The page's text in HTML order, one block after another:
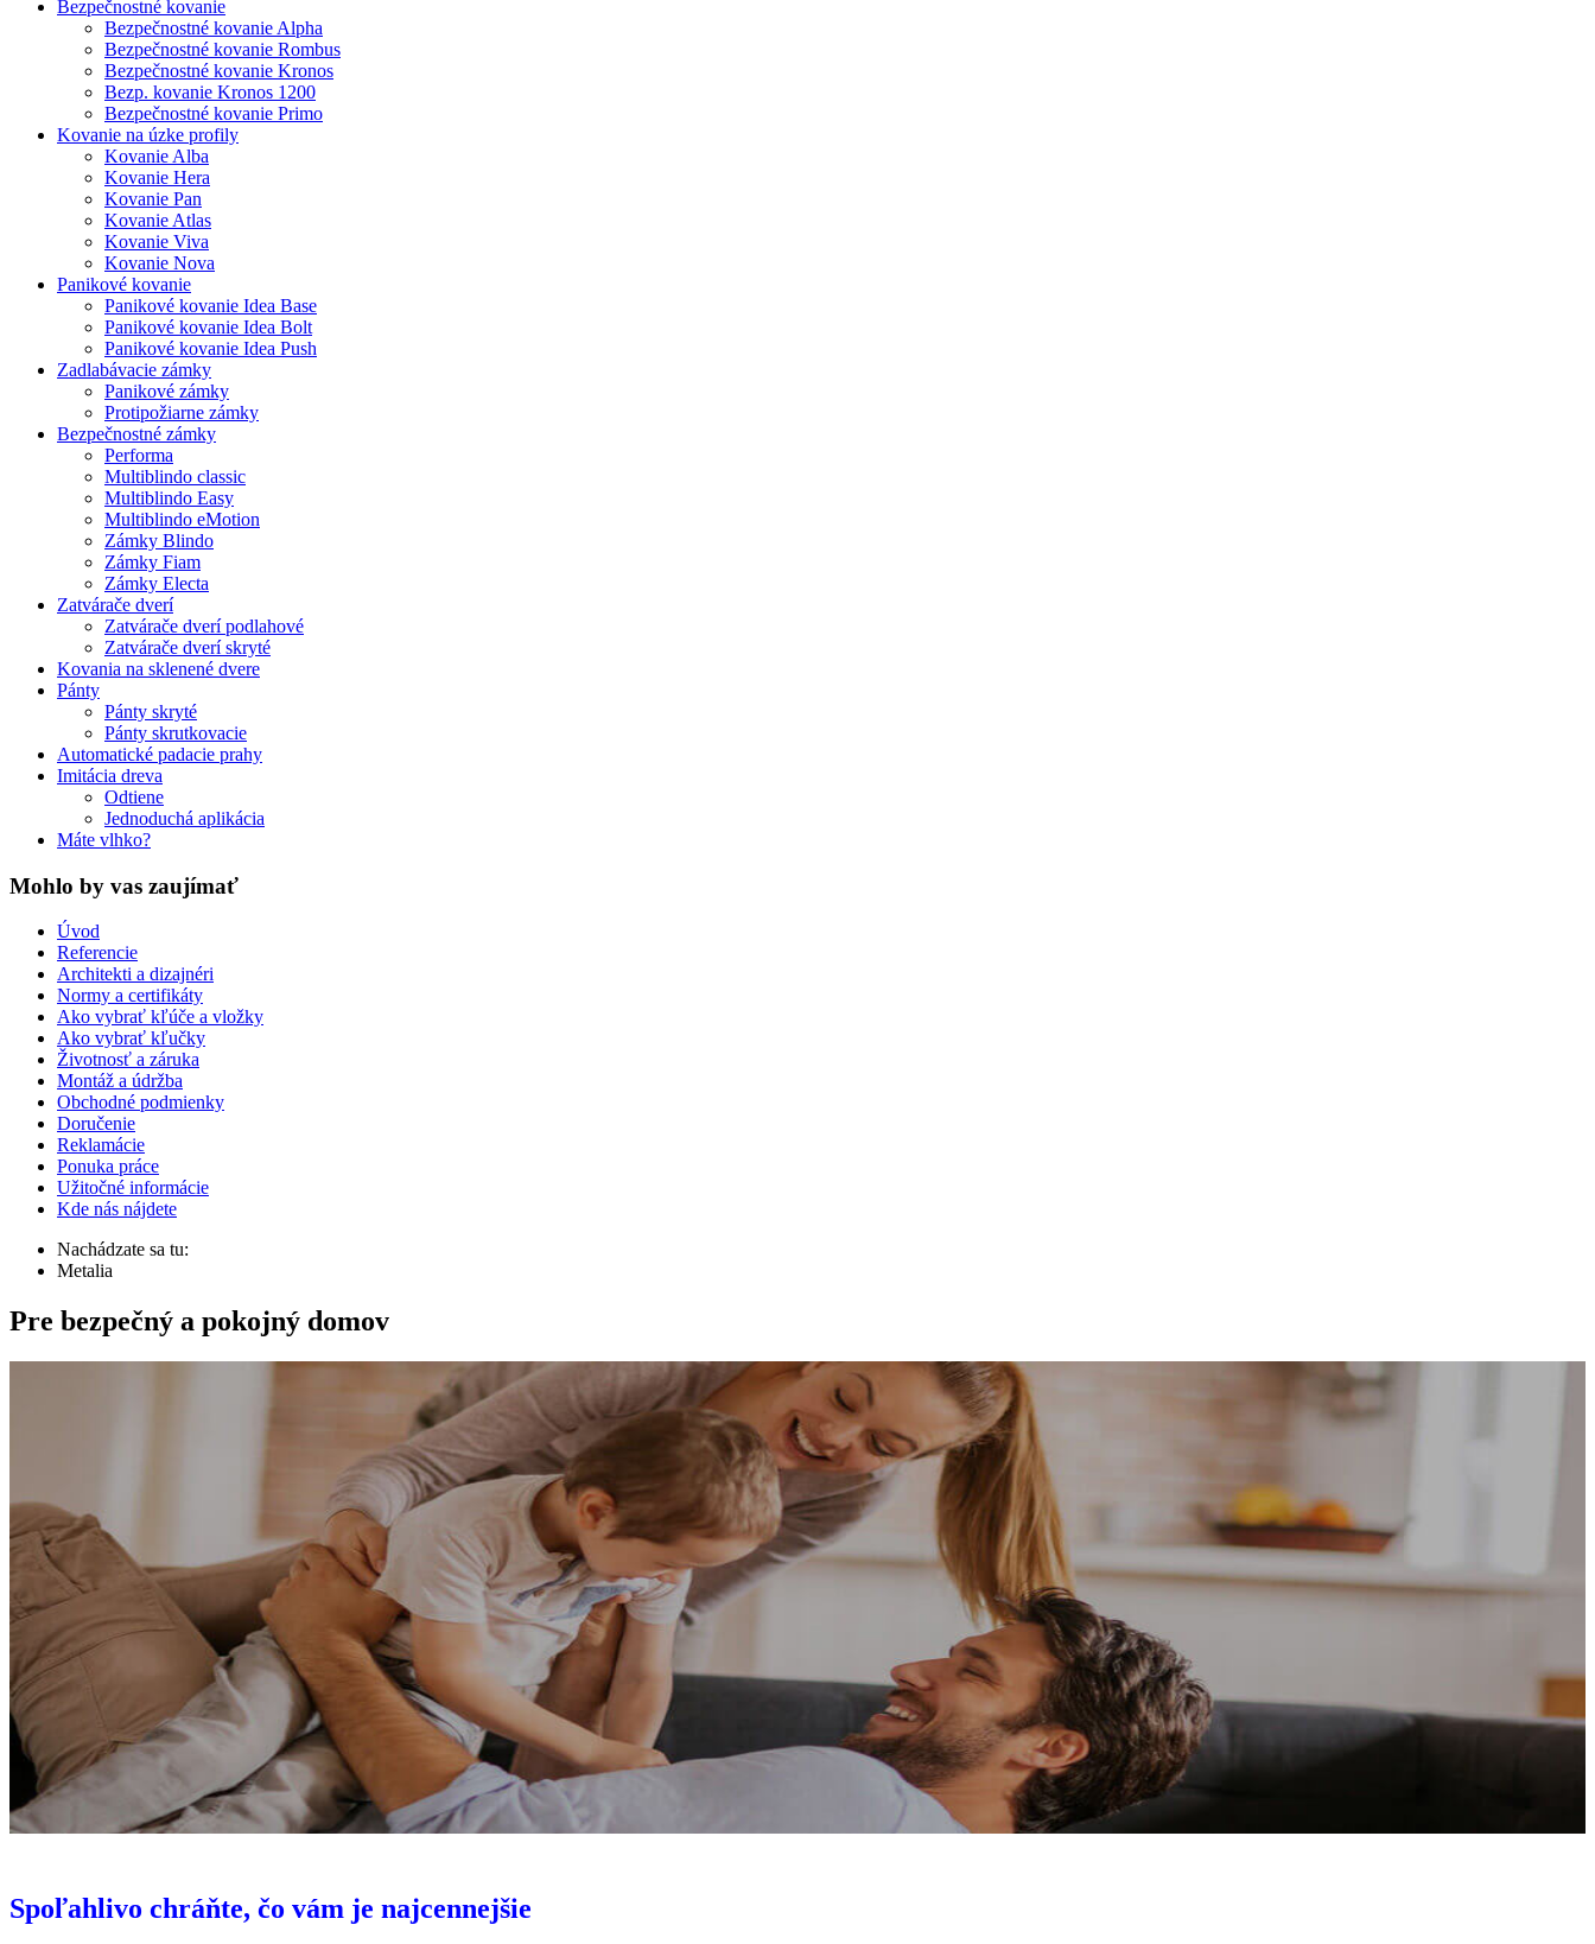
Bezpečnostné kovanie
Bezpečnostné kovanie Alpha
Bezpečnostné kovanie Rombus
Bezpečnostné kovanie Kronos
Bezp. kovanie Kronos 1200
Bezpečnostné kovanie Primo
Kovanie na úzke profily
Kovanie Alba
Kovanie Hera
Kovanie Pan
Kovanie Atlas
Kovanie Viva
Kovanie Nova
Panikové kovanie
Panikové kovanie Idea Base
Panikové kovanie Idea Bolt
Panikové kovanie Idea Push
Zadlabávacie zámky
Panikové zámky
Protipožiarne zámky
Bezpečnostné zámky
Performa
Multiblindo classic
Multiblindo Easy
Multiblindo eMotion
Zámky Blindo
Zámky Fiam
Zámky Electa
Zatvárače dverí
Zatvárače dverí podlahové
Zatvárače dverí skryté
Kovania na sklenené dvere
Pánty
Pánty skryté
Pánty skrutkovacie
Automatické padacie prahy
Imitácia dreva
Odtiene
Jednoduchá aplikácia
Máte vlhko?
Mohlo by vas zaujímať
Úvod
Referencie
Architekti a dizajnéri
Normy a certifikáty
Ako vybrať kľúče a vložky
Ako vybrať kľučky
Životnosť a záruka
Montáž a údržba
Obchodné podmienky
Doručenie
Reklamácie
Ponuka práce
Užitočné informácie
Kde nás nájdete
Nachádzate sa tu:
Metalia
Pre bezpečný a pokojný domov
Spoľahlivo chráňte, čo vám je najcennejšie